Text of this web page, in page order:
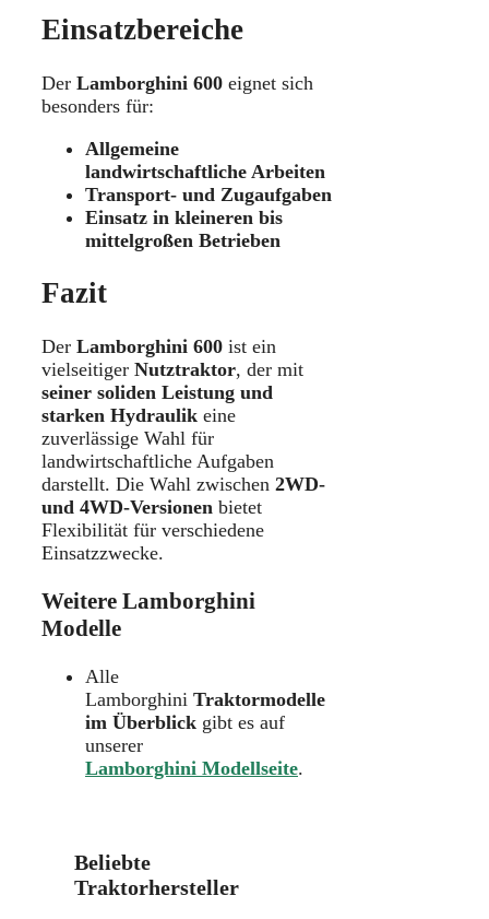
Einsatzbereiche
Der Lamborghini 600 eignet sich
besonders für:
Allgemeine
landwirtschaftliche Arbeiten
Transport- und Zugaufgaben
Einsatz in kleineren bis
mittelgroßen Betrieben
Fazit
Der Lamborghini 600 ist ein
vielseitiger Nutztraktor, der mit
seiner soliden Leistung und
starken Hydraulik eine
zuverlässige Wahl für
landwirtschaftliche Aufgaben
darstellt. Die Wahl zwischen 2WD-
und 4WD-Versionen bietet
Flexibilität für verschiedene
Einsatzzwecke.
Weitere Lamborghini
Modelle
Alle
Lamborghini Traktormodelle
im Überblick gibt es auf
unserer
Lamborghini Modellseite.
Beliebte
Traktorhersteller